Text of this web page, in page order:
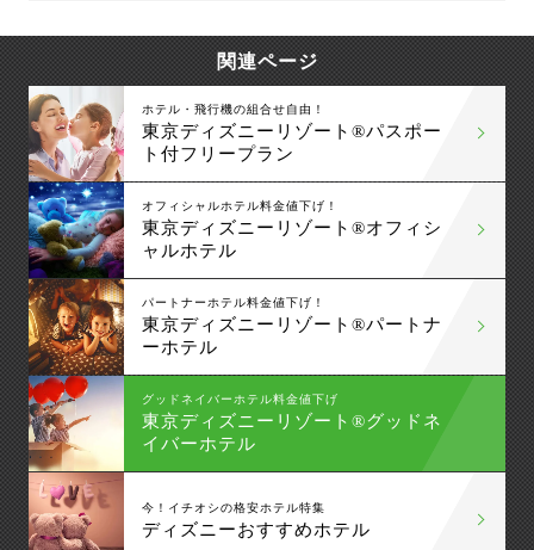
関連ページ
ホテル・飛行機の組合せ自由！
東京ディズニーリゾート®パスポー
ト付フリープラン
オフィシャルホテル料金値下げ！
東京ディズニーリゾート®オフィシ
ャルホテル
パートナーホテル料金値下げ！
東京ディズニーリゾート®パートナ
ーホテル
グッドネイバーホテル料金値下げ
東京ディズニーリゾート®グッドネ
イバーホテル
今！イチオシの格安ホテル特集
ディズニーおすすめホテル